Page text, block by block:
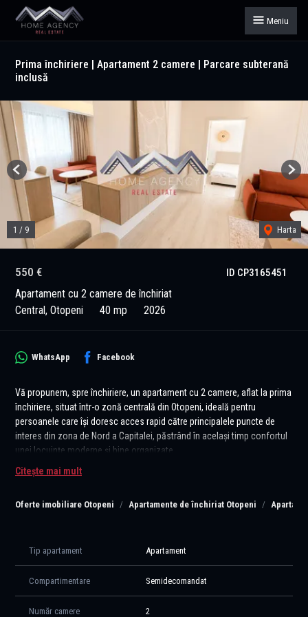
Meniu
Prima închiriere | Apartament 2 camere | Parcare subterană
inclusă
ID CP3165451
550 €
Apartament cu 2 camere de închiriat
Central, Otopeni
40 mp 2026
1 / 9 Harta
Previous Next
Oferte imobiliare Otopeni Apartamente de închiriat Otopeni
WhatsApp Facebook
Vă propunem, spre închiriere, un apartament cu 2 camere, aflat la prima
închiriere, situat într-o zonă centrală din Otopeni, ideală pentru
persoanele care își doresc acces rapid către principalele puncte de
interes din zona de Nord a Capitalei, păstrând în același timp confortul
unei locuințe moderne și bine organizate.
Amenajat într-un stil contemporan, cu influențe minimaliste,
Nuanțele calde, mobilierul realizat pe comandă și compartimentarea
Zona de living oferă un cadru confortabil pentru relaxare și socializare,
moderne, inclusiv mașină de spălat vase. Dormitorul beneficiază de
Citește mai mult
Tip apartament Apartament
Compartimentare Semidecomandat
Număr camere 2